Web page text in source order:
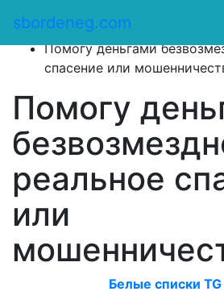
sbordeneg.com
Блог/
Помогу деньгами
спасение или
Помогу
реальное
или
Белые списки TG